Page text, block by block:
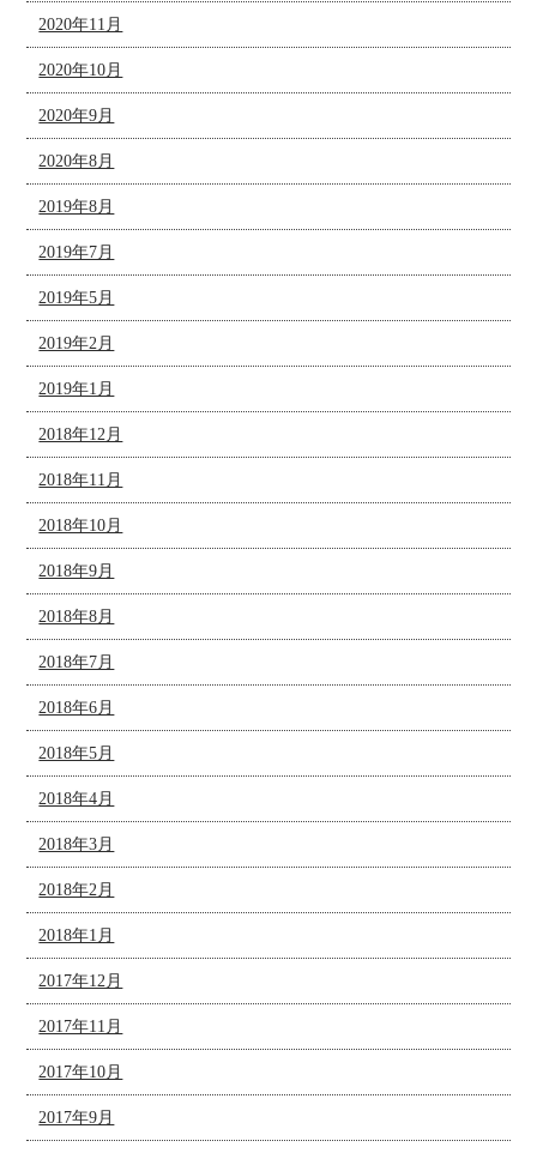
2020年11月
2020年10月
2020年9月
2020年8月
2019年8月
2019年7月
2019年5月
2019年2月
2019年1月
2018年12月
2018年11月
2018年10月
2018年9月
2018年8月
2018年7月
2018年6月
2018年5月
2018年4月
2018年3月
2018年2月
2018年1月
2017年12月
2017年11月
2017年10月
2017年9月